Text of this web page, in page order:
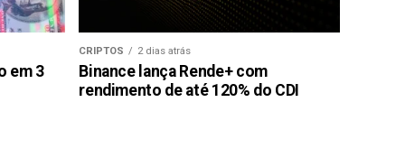
em 3
CRIPTOS 2 dias atrás
Binance lança Rende+ com
rendimento de até 120% do CDI